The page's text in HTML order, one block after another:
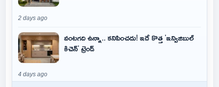
2 days ago
వంటగది ఉన్నా.. కనిపించదు! ఇదే కొత్త 'ఇన్విజిబుల్
కిచెన్' ట్రెండ్
4 days ago